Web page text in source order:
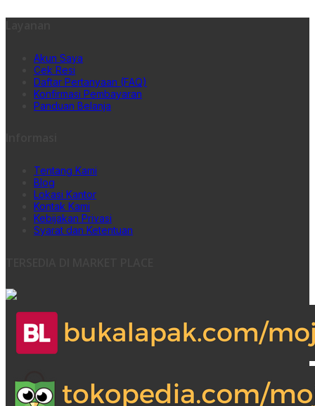
Akun Saya
Cek Resi
Daftar Pertanyaan (FAQ)
Konfirmasi Pembayaran
Panduan Belanja
Tentang Kami
Blog
Lokasi Kantor
Kontak Kami
Kebijakan Privasi
Syarat dan Ketentuan